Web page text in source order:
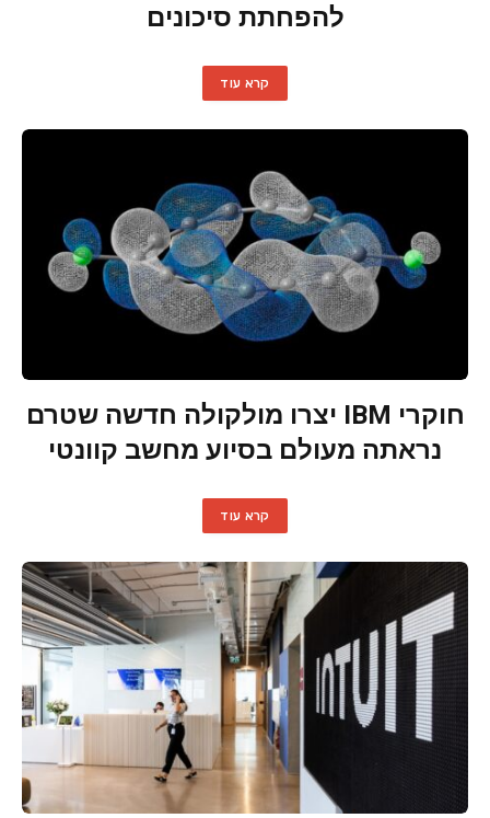
להפחתת סיכונים
קרא עוד
חוקרי IBM יצרו מולקולה חדשה שטרם
נראתה מעולם בסיוע מחשב קוונטי
קרא עוד